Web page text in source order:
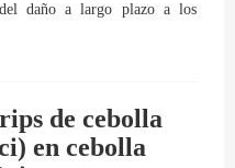
daño a largo plazo a los
de cebolla
en cebolla